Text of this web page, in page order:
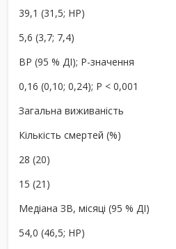
39,1 (31,5; НР)
5,6 (3,7; 7,4)
ВР (95 % ДІ); P-значення
0,16 (0,10; 0,24); P < 0,001
Загальна виживаність
Кількість смертей (%)
28 (20)
15 (21)
Медіана ЗВ, місяці (95 % ДІ)
54,0 (46,5; НР)